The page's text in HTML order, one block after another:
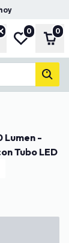
Mi lista de
0 0
Tubo LED